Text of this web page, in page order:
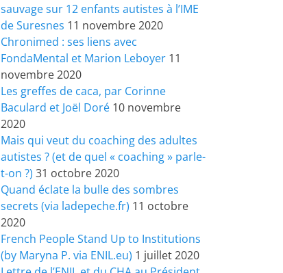
sauvage sur 12 enfants autistes à l’IME
de Suresnes 11 novembre 2020
Chronimed : ses liens avec
FondaMental et Marion Leboyer 11
novembre 2020
Les greffes de caca, par Corinne
Baculard et Joël Doré 10 novembre
2020
Mais qui veut du coaching des adultes
autistes ? (et de quel « coaching » parle-
t-on ?) 31 octobre 2020
Quand éclate la bulle des sombres
secrets (via ladepeche.fr) 11 octobre
2020
French People Stand Up to Institutions
(by Maryna P. via ENIL.eu) 1 juillet 2020